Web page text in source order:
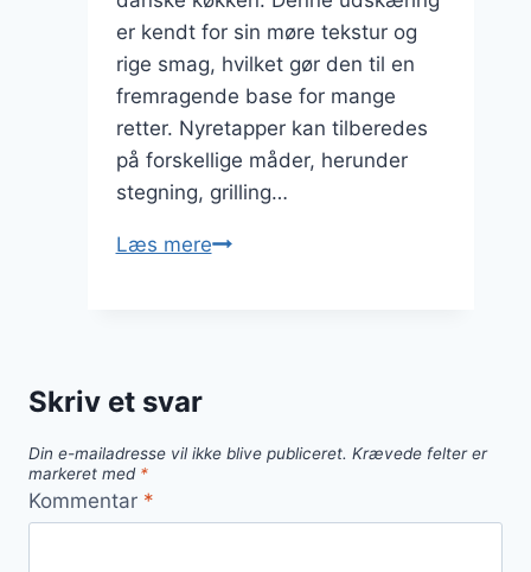
er kendt for sin møre tekstur og
rige smag, hvilket gør den til en
fremragende base for mange
retter. Nyretapper kan tilberedes
på forskellige måder, herunder
stegning, grilling…
Læs mereNyretapper
Skriv et svar
Din e-mailadresse vil ikke blive publiceret. Krævede felter er
markeret med *
Kommentar *